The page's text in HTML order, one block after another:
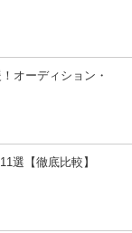
オーディション・
選【徹底比較】